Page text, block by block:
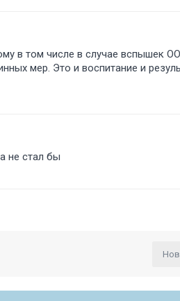
в том числе в случае вспышек
мер. Это и воспитание и
не стал бы